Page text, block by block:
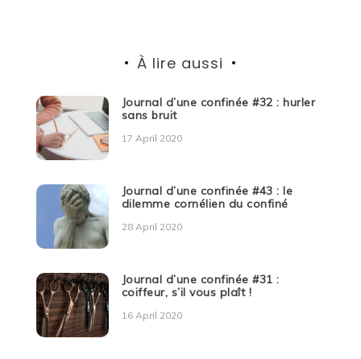
À lire aussi
Journal d’une confinée #32 : hurler
sans bruit
17 April 2020
Journal d’une confinée #43 : le
dilemme cornélien du confiné
28 April 2020
Journal d’une confinée #31 :
coiffeur, s’il vous plaît !
16 April 2020